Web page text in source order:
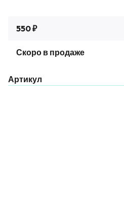
550 ₽
Скоро в продаже
Артикул